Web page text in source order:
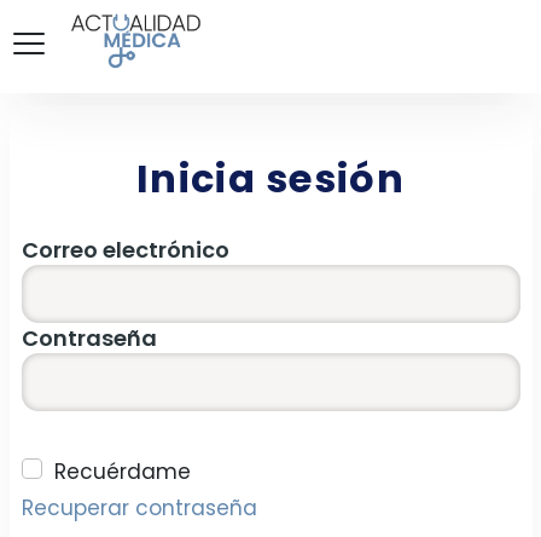
Inicia sesión
Correo electrónico
Contraseña
Recuérdame
Recuperar contraseña